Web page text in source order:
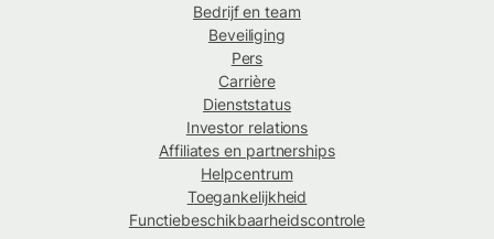
Bedrijf en team
Beveiliging
Pers
Carrière
Dienststatus
Investor relations
Affiliates en partnerships
Helpcentrum
Toegankelijkheid
Functiebeschikbaarheidscontrole